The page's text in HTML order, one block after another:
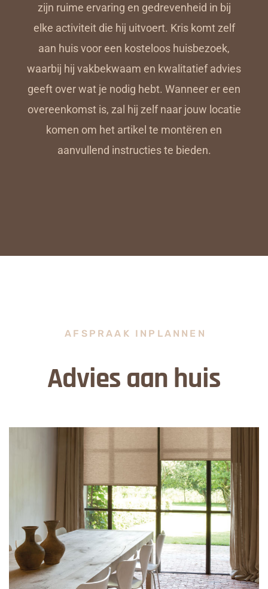
zijn ruime ervaring en gedrevenheid in bij
elke activiteit die hij uitvoert. Kris komt zelf
aan huis voor een kosteloos huisbezoek,
waarbij hij vakbekwaam en kwalitatief advies
geeft over wat je nodig hebt. Wanneer er een
overeenkomst is, zal hij zelf naar jouw locatie
komen om het artikel te montëren en
aanvullend instructies te bieden.
AFSPRAAK INPLANNEN
Advies aan huis